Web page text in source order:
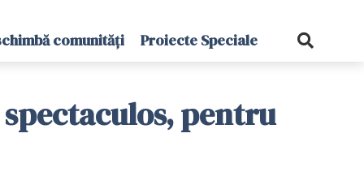
comunități Proiecte Speciale
pentru